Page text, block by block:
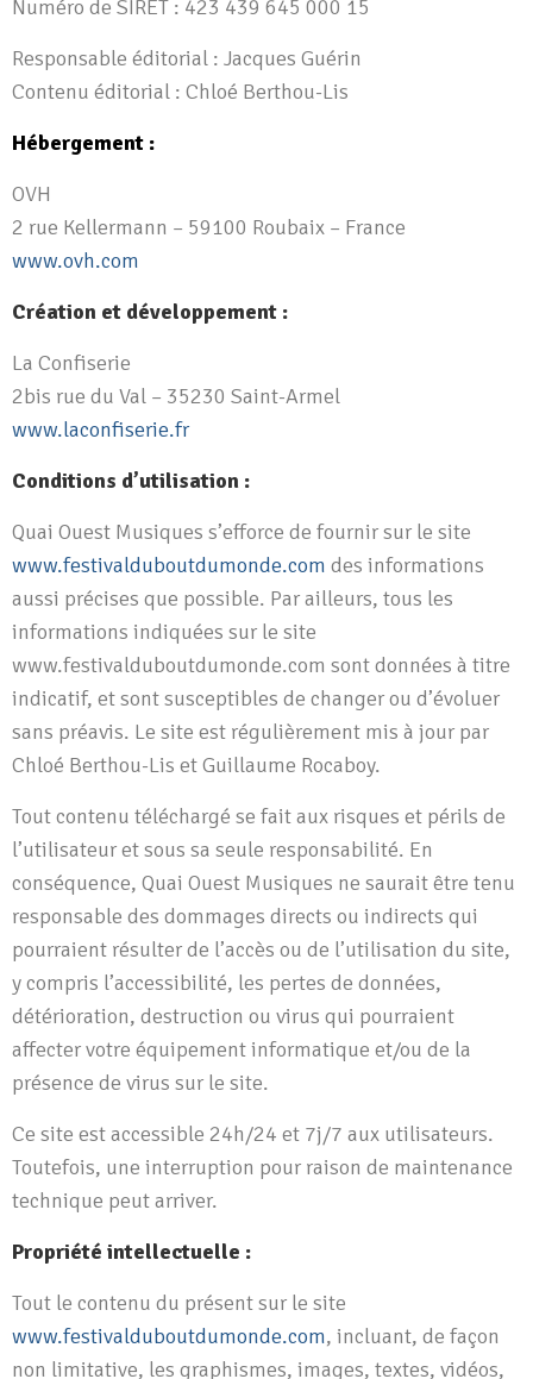
Numéro de SIRET : 423 439 645 000 15
Responsable éditorial : Jacques Guérin
Contenu éditorial : Chloé Berthou-Lis
Hébergement :
OVH
2 rue Kellermann – 59100 Roubaix – France
www.ovh.com
Création et développement :
La Confiserie
2bis rue du Val – 35230 Saint-Armel
www.laconfiserie.fr
Conditions d’utilisation :
Quai Ouest Musiques s’efforce de fournir sur le site
www.festivalduboutdumonde.com des informations
aussi précises que possible. Par ailleurs, tous les
informations indiquées sur le site
www.festivalduboutdumonde.com sont données à titre
indicatif, et sont susceptibles de changer ou d’évoluer
sans préavis. Le site est régulièrement mis à jour par
Chloé Berthou-Lis et Guillaume Rocaboy.
Tout contenu téléchargé se fait aux risques et périls de
l’utilisateur et sous sa seule responsabilité. En
conséquence, Quai Ouest Musiques ne saurait être tenu
responsable des dommages directs ou indirects qui
pourraient résulter de l’accès ou de l’utilisation du site,
y compris l’accessibilité, les pertes de données,
détérioration, destruction ou virus qui pourraient
affecter votre équipement informatique et/ou de la
présence de virus sur le site.
Ce site est accessible 24h/24 et 7j/7 aux utilisateurs.
Toutefois, une interruption pour raison de maintenance
technique peut arriver.
Propriété intellectuelle :
Tout le contenu du présent sur le site
www.festivalduboutdumonde.com, incluant, de façon
non limitative, les graphismes, images, textes, vidéos,